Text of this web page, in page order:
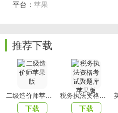
1.甄选优质国际品牌：
容护肤、魅力彩妆、母婴个护、
类别。
2.囊括数百款优质好物：
无数人气单品，口碑好物，你
科技领先、品质卓越的产品。
平台： 苹果
推荐下载
二级造价师苹果版
下载
税务执法资格考试聚题库苹果版
下载